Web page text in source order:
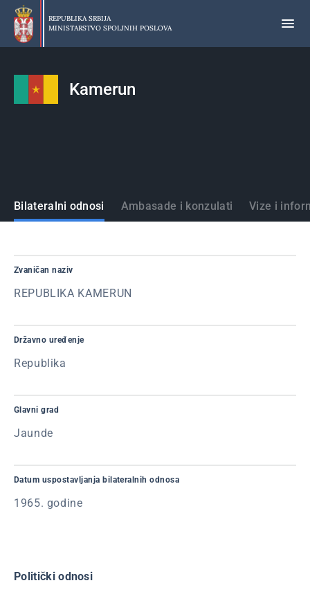
Preskoči
glavni
deo
REPUBLIKA SRBIJA
MINISTARSTVO SPOLJNIH POSLOVA
Kamerun
Države
Bilateralni odnosi Ambasade i konzulati Vize i
Zvaničan naziv
REPUBLIKA KAMERUN
Državno uređenje
Republika
Glavni grad
Jaunde
Datum uspostavljanja bilateralnih odnosa
1965. godine
Politički odnosi